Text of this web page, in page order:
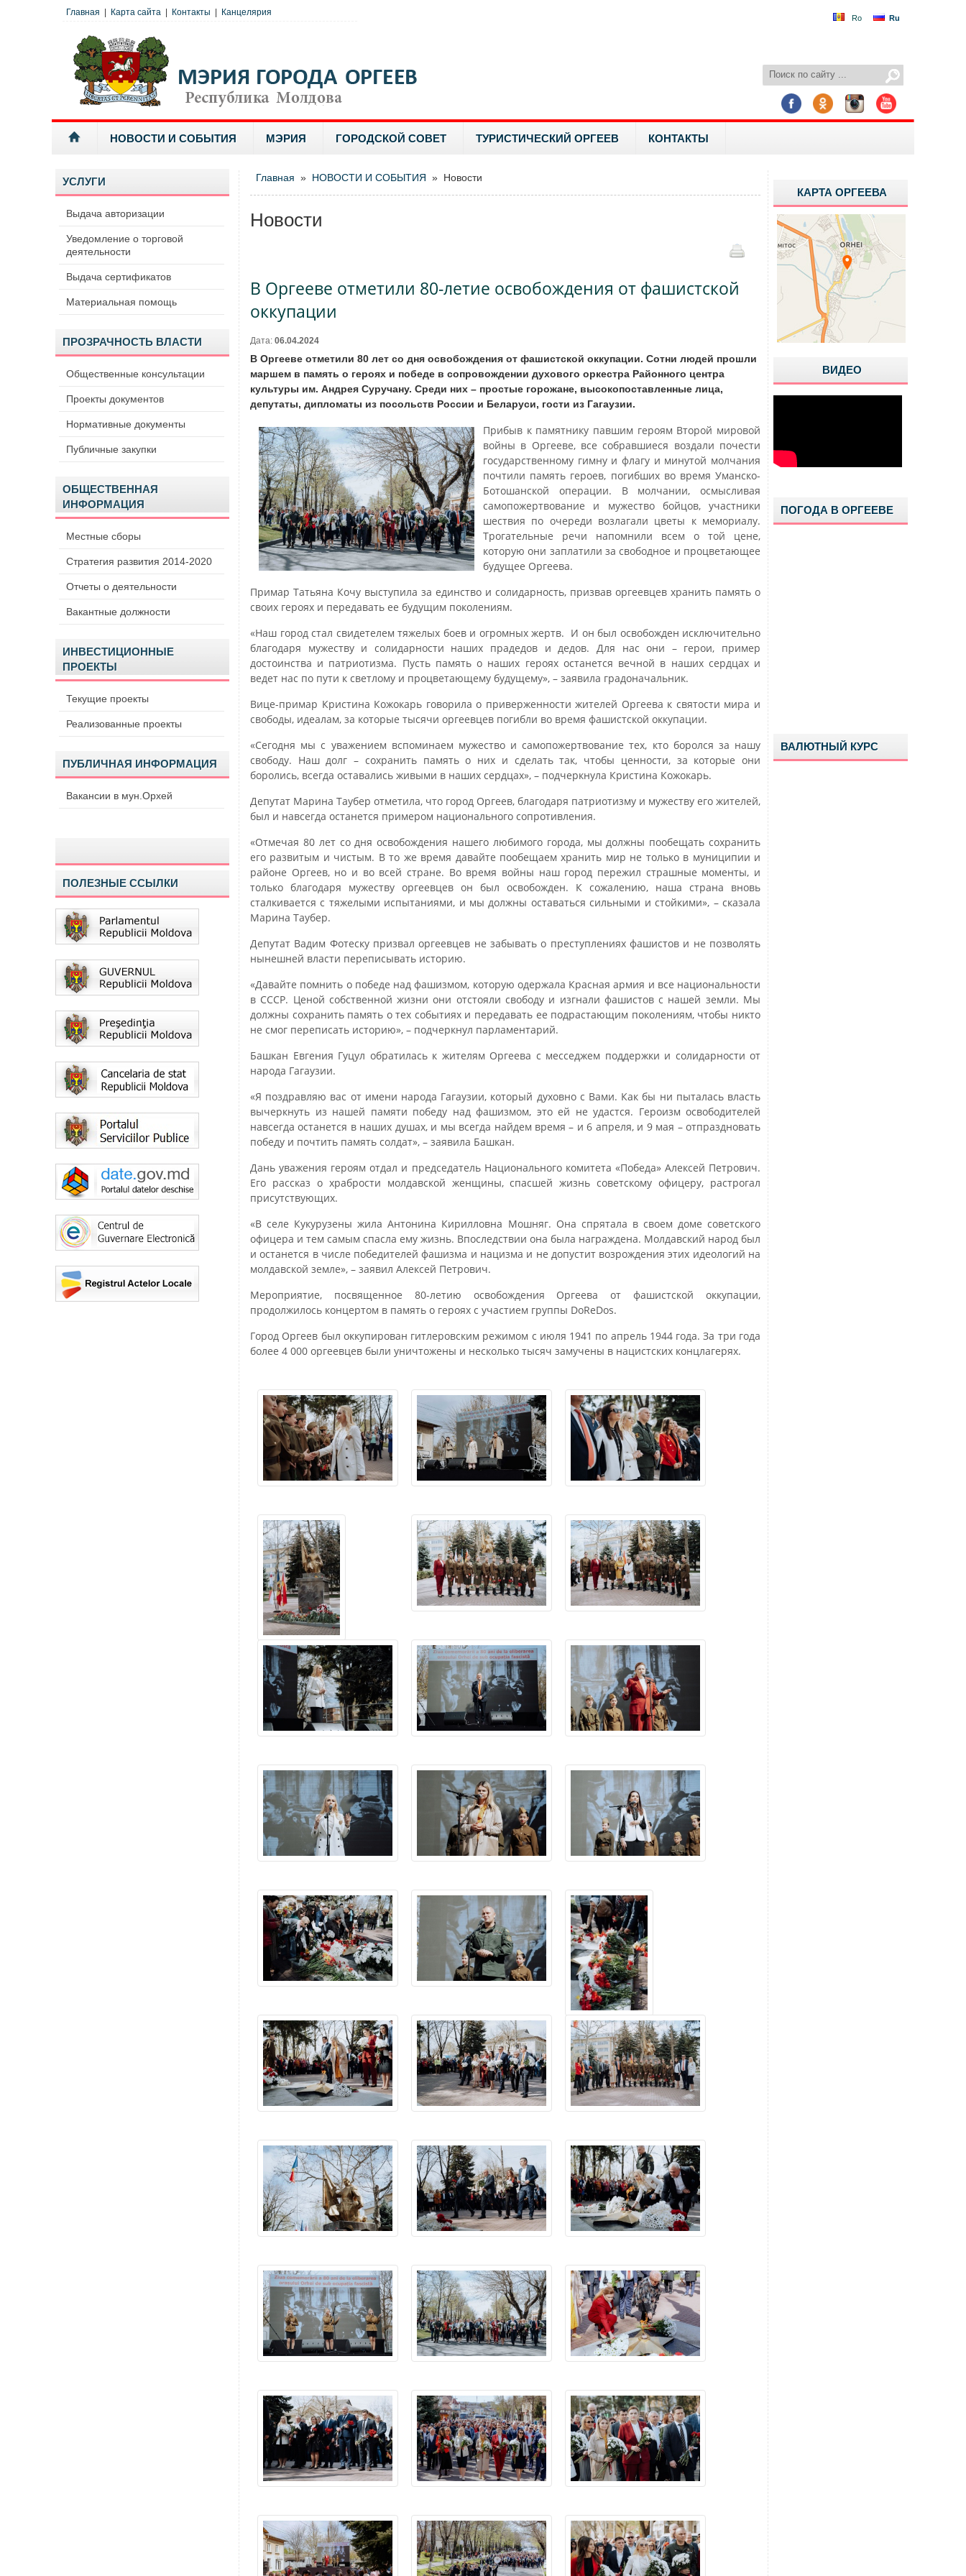
Ro Ru
Главная Карта сайта Контакты Канцелярия
НОВОСТИ И СОБЫТИЯ МЭРИЯ ГОРОДСКОЙ СОВЕТ ТУРИСТИЧЕСКИЙ ОРГЕЕВ КОНТАКТЫ
УСЛУГИ
Выдача авторизации
Уведомление о торговой
деятельности
Выдача сертификатов
Материальная помощь
ПРОЗРАЧНОСТЬ ВЛАСТИ
Общественные консультации
Проекты документов
Нормативные документы
Публичные закупки
ОБЩЕСТВЕННАЯ
ИНФОРМАЦИЯ
Местные сборы
Стратегия развития 2014-2020
Отчеты о деятельности
Вакантные должности
ИНВЕСТИЦИОННЫЕ
ПРОЕКТЫ
Текущие проекты
Реализованные проекты
ПУБЛИЧНАЯ ИНФОРМАЦИЯ
Вакансии в мун.Орхей
ПОЛЕЗНЫЕ ССЫЛКИ
Главная » НОВОСТИ И СОБЫТИЯ » Новости
Новости
В Оргееве отметили 80-летие освобождения от фашистской
оккупации
Дата: 06.04.2024
В Оргееве отметили 80 лет со дня освобождения от фашистской оккупации. Сотни людей прошли
маршем в память о героях и победе в сопровождении духового оркестра Районного центра
культуры им. Андрея Суручану. Среди них – простые горожане, высокопоставленные лица,
депутаты, дипломаты из посольств России и Беларуси, гости из Гагаузии.
Прибыв к памятнику павшим героям Второй мировой
войны в Оргееве, все собравшиеся воздали почести
государственному гимну и флагу и минутой молчания
почтили память героев, погибших во время Уманско-
Ботошанской операции. В молчании, осмысливая
самопожертвование и мужество бойцов, участники
шествия по очереди возлагали цветы к мемориалу.
Трогательные речи напомнили всем о той цене,
которую они заплатили за свободное и процветающее
будущее Оргеева.
Примар Татьяна Кочу выступила за единство и солидарность, призвав оргеевцев хранить память о
своих героях и передавать ее будущим поколениям.
«Наш город стал свидетелем тяжелых боев и огромных жертв. И он был освобожден исключительно
благодаря мужеству и солидарности наших прадедов и дедов. Для нас они – герои, пример
достоинства и патриотизма. Пусть память о наших героях останется вечной в наших сердцах и
ведет нас по пути к светлому и процветающему будущему», – заявила градоначальник.
Вице-примар Кристина Кожокарь говорила о приверженности жителей Оргеева к святости мира и
свободы, идеалам, за которые тысячи оргеевцев погибли во время фашистской оккупации.
«Сегодня мы с уважением вспоминаем мужество и самопожертвование тех, кто боролся за нашу
свободу. Наш долг – сохранить память о них и сделать так, чтобы ценности, за которые они
боролись, всегда оставались живыми в наших сердцах», – подчеркнула Кристина Кожокарь.
Депутат Марина Таубер отметила, что город Оргеев, благодаря патриотизму и мужеству его жителей,
был и навсегда останется примером национального сопротивления.
«Отмечая 80 лет со дня освобождения нашего любимого города, мы должны пообещать сохранить
его развитым и чистым. В то же время давайте пообещаем хранить мир не только в муниципии и
районе Оргеев, но и во всей стране. Во время войны наш город пережил страшные моменты, и
только благодаря мужеству оргеевцев он был освобожден. К сожалению, наша страна вновь
сталкивается с тяжелыми испытаниями, и мы должны оставаться сильными и стойкими», – сказала
Марина Таубер.
Депутат Вадим Фотеску призвал оргеевцев не забывать о преступлениях фашистов и не позволять
нынешней власти переписывать историю.
«Давайте помнить о победе над фашизмом, которую одержала Красная армия и все национальности
в СССР. Ценой собственной жизни они отстояли свободу и изгнали фашистов с нашей земли. Мы
должны сохранить память о тех событиях и передавать ее подрастающим поколениям, чтобы никто
не смог переписать историю», – подчеркнул парламентарий.
Башкан Евгения Гуцул обратилась к жителям Оргеева с месседжем поддержки и солидарности от
народа Гагаузии.
«Я поздравляю вас от имени народа Гагаузии, который духовно с Вами. Как бы ни пыталась власть
вычеркнуть из нашей памяти победу над фашизмом, это ей не удастся. Героизм освободителей
навсегда останется в наших душах, и мы всегда найдем время – и 6 апреля, и 9 мая – отпраздновать
победу и почтить память солдат», – заявила Башкан.
Дань уважения героям отдал и председатель Национального комитета «Победа» Алексей Петрович.
Его рассказ о храбрости молдавской женщины, спасшей жизнь советскому офицеру, растрогал
присутствующих.
«В селе Кукурузены жила Антонина Кирилловна Мошняг. Она спрятала в своем доме советского
офицера и тем самым спасла ему жизнь. Впоследствии она была награждена. Молдавский народ был
и останется в числе победителей фашизма и нацизма и не допустит возрождения этих идеологий на
молдавской земле», – заявил Алексей Петрович.
Мероприятие, посвященное 80-летию освобождения Оргеева от фашистской оккупации,
продолжилось концертом в память о героях с участием группы DoReDos.
Город Оргеев был оккупирован гитлеровским режимом с июля 1941 по апрель 1944 года. За три года
более 4 000 оргеевцев были уничтожены и несколько тысяч замучены в нацистских концлагерях.
КАРТА ОРГЕЕВА
ВИДЕО
ПОГОДА В ОРГЕЕВЕ
ВАЛЮТНЫЙ КУРС